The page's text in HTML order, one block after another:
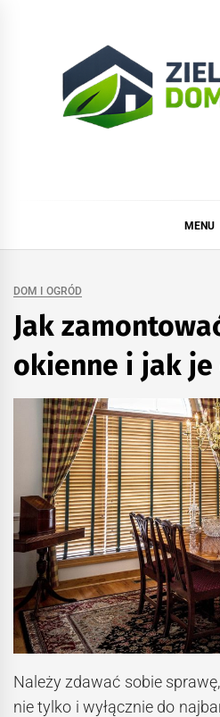
MENU
DOM I OGRÓD
Jak
okienne i jak je
Należy zdawać sobie
nie tylko i wyłącznie do